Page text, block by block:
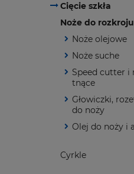
Cięcie szkła
Noże do rozkroju
Noże olejowe
Noże suche
Speed cutter i
tnące
Głowiczki,
do noży
Olej do noży i
Cyrkle